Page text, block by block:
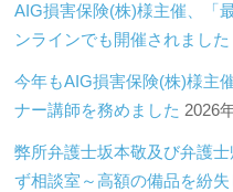
AIG損害保険(株)様主催、「
ンラインでも開催されました
今年もAIG損害保険(株)様主
ナー講師を務めました 2026
弊所弁護士坂本敬及び弁護
ず相談室～高額の備品を紛